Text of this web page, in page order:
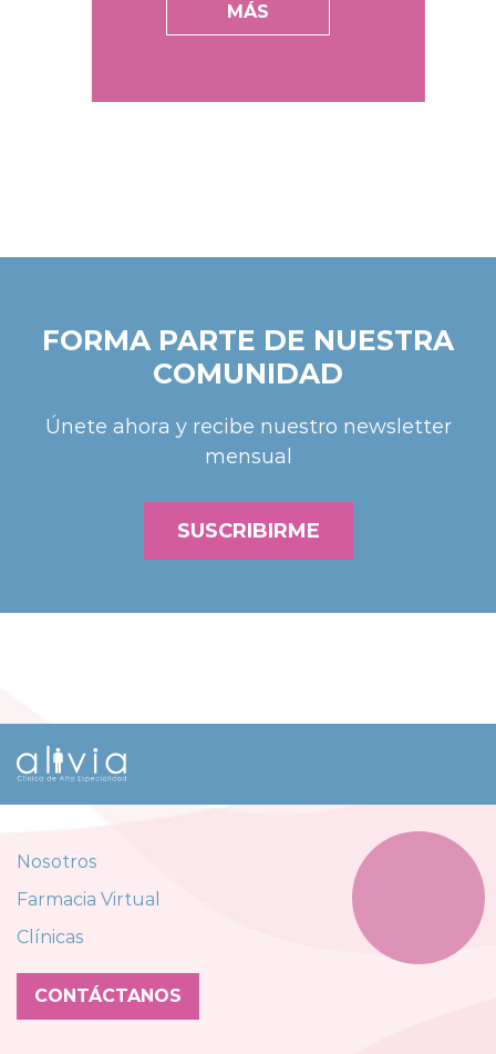
MÁS
FORMA PARTE DE NUESTRA
COMUNIDAD
Únete ahora y recibe nuestro newsletter
mensual
SUSCRIBIRME
Nosotros
Farmacia Virtual
Clínicas
CONTÁCTANOS